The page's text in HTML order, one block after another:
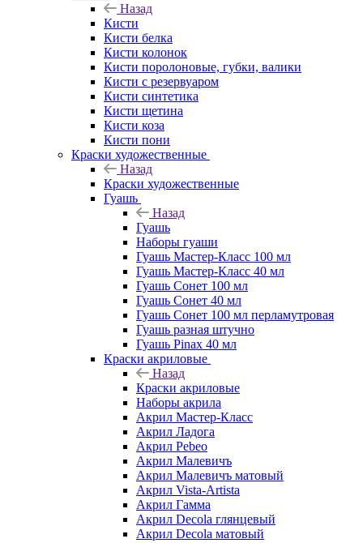
Назад
Кисти
Кисти белка
Кисти колонок
Кисти поролоновые, губки, валики
Кисти с резервуаром
Кисти синтетика
Кисти щетина
Кисти коза
Кисти пони
Краски художественные
Назад
Краски художественные
Гуашь
Назад
Гуашь
Наборы гуаши
Гуашь Мастер-Класс 100 мл
Гуашь Мастер-Класс 40 мл
Гуашь Сонет 100 мл
Гуашь Сонет 40 мл
Гуашь Сонет 100 мл перламутровая
Гуашь разная штучно
Гуашь Pinax 40 мл
Краски акриловые
Назад
Краски акриловые
Наборы акрила
Акрил Мастер-Класс
Акрил Ладога
Акрил Pebeo
Акрил Малевичъ
Акрил Малевичъ матовый
Акрил Vista-Artista
Акрил Гамма
Акрил Decola глянцевый
Акрил Decola матовый